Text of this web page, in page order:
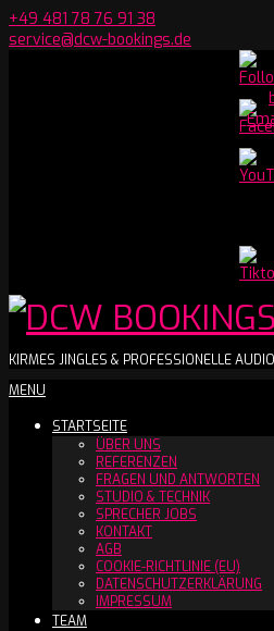
Skip
to
+49 481 78 76 91 38
service@dcw-bookings.de
DCW
BOOKINGS™
KIRMES JINGLES & PROFESSIONELLE
Secondary
Menu
MENU
STARTSEITE
ÜBER UNS
REFERENZEN
FRAGEN UND ANTWORTEN
STUDIO & TECHNIK
SPRECHER JOBS
KONTAKT
AGB
COOKIE-RICHTLINIE (EU)
DATENSCHUTZERKLÄRUNG
IMPRESSUM
TEAM